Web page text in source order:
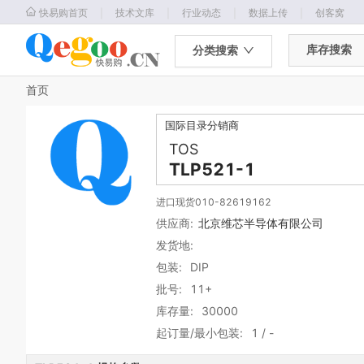
快易购首页 技术文库 行业动态 数据上传 创客窝
分类搜索 库存搜索
首页
国际目录分销商
TOS
TLP521-1
进口现货010-82619162
供应商: 北京维芯半导体有限公司
发货地:
包装:
DIP
批号:
11+
库存量:
30000
起订量/最小包装:
1 / -